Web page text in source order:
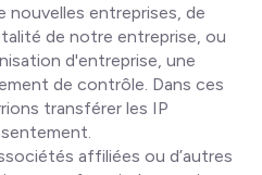
entreprises, de
de notre entreprise, ou
d'entreprise, une
de contrôle. Dans ces
transférer les IP
affiliées ou d’autres